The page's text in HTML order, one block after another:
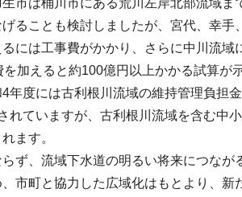
ることも検討しましたが、宮代、幸
には工事費がかかり、さらに中川流
加えると約100億円以上かかる試算が
年度には古利根川流域の維持管理負担
れていますが、古利根川流域を含む中
ます。
ず、流域下水道の明るい将来につな
市町と協力した広域化はもとより、新